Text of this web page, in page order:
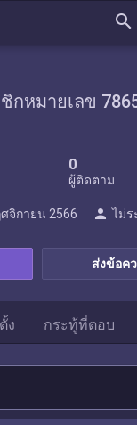
search
กหมายเลข
0
ผู้ติดตาม
ส่งข้อค
จิกายน 2566 person ไม่ร
ง กระทู้ที่ตอบ